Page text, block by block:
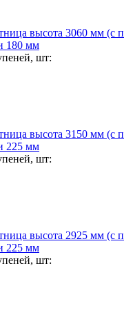
высота 3060 мм (c
180 мм
шт:
высота 3150 мм (с
225 мм
шт:
высота 2925 мм (с
225 мм
шт: